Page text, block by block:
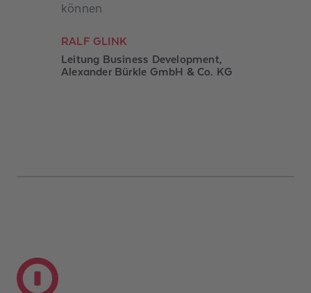
können
RALF GLINK
Leitung Business Development,
Alexander Bürkle GmbH & Co. KG